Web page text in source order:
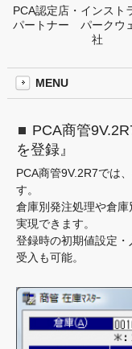
PCA認定店・インスト
パートナー パークウ
社
MENU
PCA商管
を登録』
PCA商管9V.2R7では
す。
倉庫別発注処理や倉
実現できます。
登録時の初期値設定
受入も可能。